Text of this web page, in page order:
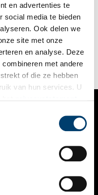
en advertenties te
social media te bieden
Ook delen we
site met onze
en analyse. Deze
met andere
of die ze hebben
van hun services. U
plekken van
Het zijn plekken
opdoen en zich
Uit onderzoek van Atlas
samenwerkende
een jaarlijkse subsidie
waarde van ruim 17